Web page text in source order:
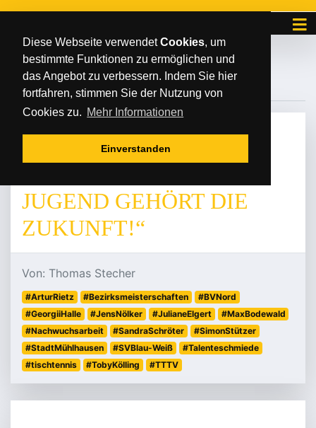
Diese Webseite verwendetCookies, um
bestimmte Funktionen zu ermöglichen und
das Angebot zu verbessern. Indem Sie hier
fortfahren, stimmen Sie der Nutzung von
Cookies zu. Mehr Informationen
Einverstanden
#GEORGIIHALLE
. November 2025
JUGEND GEHÖRT DIE
ZUKUNFT!“
Von: Thomas Stecher
#ArturRietz #Bezirksmeisterschaften
#BVNord
#GeorgiiHalle
#JensNölker #JulianeElgert
#MaxBodewald
#Nachwuchsarbeit
#SandraSchröter
#SimonStützer
#StadtMühlhausen
#SVBlau-Weiß
#Talenteschmiede
#tischtennis
#TobyKölling #TTTV